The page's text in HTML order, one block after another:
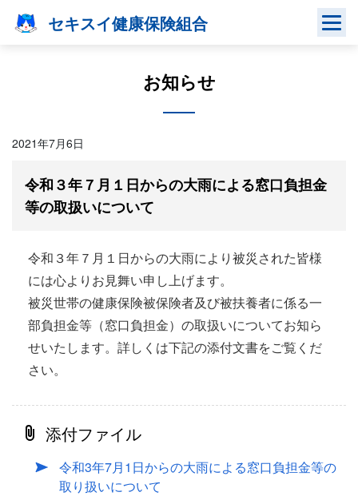
セキスイ健康保険組合
お知らせ
2021年7月6日
令和３年７月１日からの大雨による窓口負担金
等の取扱いについて
令和３年７月１日からの大雨により被災された皆様
には心よりお見舞い申し上げます。
被災世帯の健康保険被保険者及び被扶養者に係る一
部負担金等（窓口負担金）の取扱いについてお知ら
せいたします。詳しくは下記の添付文書をご覧くだ
さい。
添付ファイル
令和3年7月1日からの大雨による窓口負担金等の
取り扱いについて